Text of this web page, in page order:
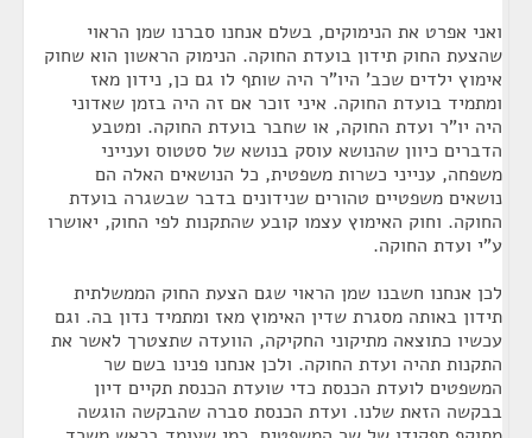
ואני אפרט את הנימוקים, בשלם אנחנו סברנו שמן הראוי
שהצעת החוק תידון בועדת החוקה. הנימוק הראשון הוא שחוק
אימוץ ילדים שכב' היו"ר היה שותף לו גם כן, נידון מאז
ומתמיד בועדת החוקה. איני זוכר אם זה היה בזמן שאדוני
היה יו"ר ועדת החוקה, או שחבר בועדת החוקה. ומטבע
הדברים כיוון שהנושא עוסק בנושא של סטטוס וענייני
משפחה, ענייני כשרות משפטית, כל הנושאים האלה הם
נושאים משפטיים טהורים שנידונים בדבר שבשגרה בועדת
החוקה. וחוק האימוץ עצמו קובע שהתקנות לפי החוק, יאושרו
ע"י ועדת החוקה.
לכן אנחנו חשבנו שמן הראוי שגם הצעת החוק הממשלתית
תידון באותה מסגרת שדין האימוץ מאז ומתמיד נדון בה. וגם
עכשיו כתוצאה מתיקוני החקיקה, הוועדה שתצטרך לאשר את
התקנות תהיה ועדת החוקה. ולכן אנחנו פנינו בשם שר
המשפטים לועדת הכנסת כדי שועדת הכנסת תקיים דיון
בבקשה הזאת שלנו. ועדת הכנסת סברה שהבקשה הוגשה